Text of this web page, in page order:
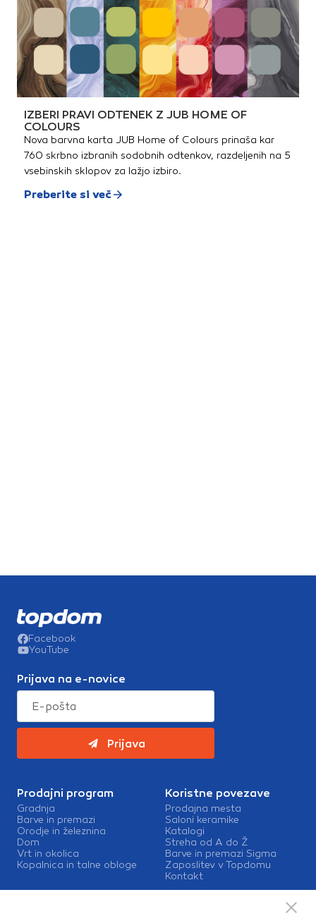
IZBERI PRAVI ODTENEK Z JUB HOME OF
COLOURS
Nova barvna karta JUB Home of Colours prinaša kar
760 skrbno izbranih sodobnih odtenkov, razdeljenih na 5
vsebinskih sklopov za lažjo izbiro.
Preberite si več
Facebook
YouTube
Prijava na e-novice
Prijava
Prodajni program
Gradnja
Barve in premazi
Orodje in železnina
Dom
Vrt in okolica
Kopalnica in talne obloge
Koristne povezave
Prodajna mesta
Saloni keramike
Katalogi
Streha od A do Ž
Barve in premazi Sigma
Zaposlitev v Topdomu
Kontakt